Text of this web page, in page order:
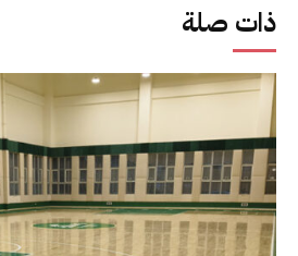
ذات صلة